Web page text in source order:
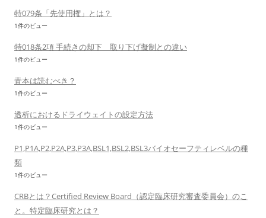
特079条「先使用権」とは？
1件のビュー
特018条2項 手続きの却下 取り下げ擬制との違い
1件のビュー
青本は読むべき？
1件のビュー
透析におけるドライウェイトの設定方法
1件のビュー
P1,P1A,P2,P2A,P3,P3A,BSL1,BSL2,BSL3バイオセーフティレベルの種
類
1件のビュー
CRBとは？Certified Review Board（認定臨床研究審査委員会）のこ
と。特定臨床研究とは？